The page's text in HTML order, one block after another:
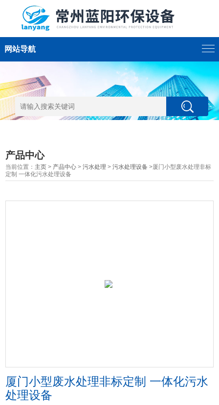
网站导航
产品中心
当前位置： 主页 > 产品中心 >污水处理 >污水处理设备 >厦门小型废水处理非标
定制 一体化污水处理设备
厦门小型废水处理非标定制 一体化污水
处理设备